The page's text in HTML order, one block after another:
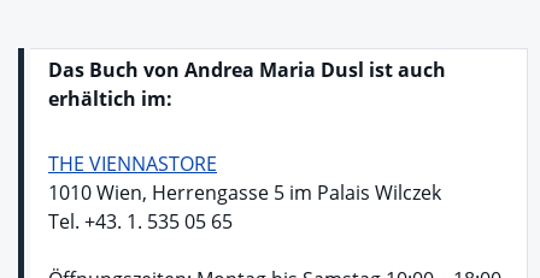
Das Buch von Andrea Maria Dusl ist auch
erhältich im:
THE VIENNASTORE
1010 Wien, Herrengasse 5 im Palais Wilczek
Tel. +43. 1. 535 05 65